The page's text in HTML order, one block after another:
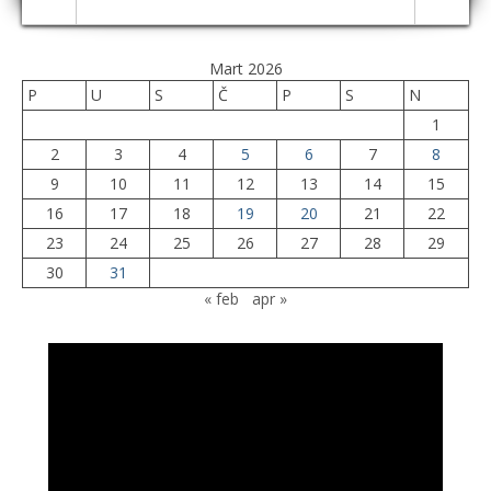
Mart 2026
P
U S Č P S
N
1
2
3 4 5 6 7
8
9
10 11 12 13 14
15
16
17 18 19 20 21
22
23
24 25 26 27 28
29
30
31
« feb
apr »